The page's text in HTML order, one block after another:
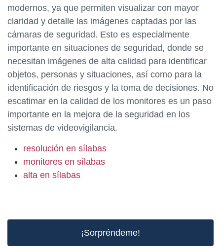
modernos, ya que permiten visualizar con mayor
claridad y detalle las imágenes captadas por las
cámaras de seguridad. Esto es especialmente
importante en situaciones de seguridad, donde se
necesitan imágenes de alta calidad para identificar
objetos, personas y situaciones, así como para la
identificación de riesgos y la toma de decisiones. No
escatimar en la calidad de los monitores es un paso
importante en la mejora de la seguridad en los
sistemas de videovigilancia.
resolución en sílabas
monitores en sílabas
alta en sílabas
¡Sorpréndeme!